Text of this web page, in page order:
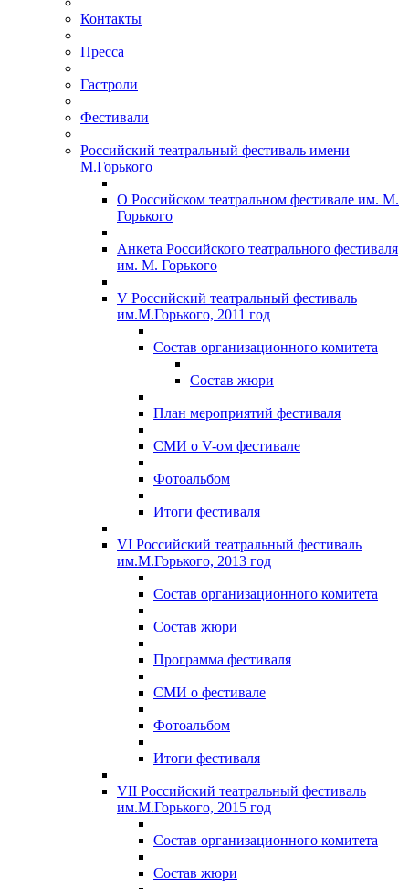
Контакты
Пресса
Гастроли
Фестивали
Российский театральный фестиваль имени
М.Горького
О Российском театральном фестивале им. М.
Горького
Анкета Российского театрального фестиваля
им. М. Горького
V Российский театральный фестиваль
им.М.Горького, 2011 год
Состав организационного комитета
Состав жюри
План мероприятий фестиваля
СМИ о V-ом фестивале
Фотоальбом
Итоги фестиваля
VI Российский театральный фестиваль
им.М.Горького, 2013 год
Состав организационного комитета
Состав жюри
Программа фестиваля
СМИ о фестивале
Фотоальбом
Итоги фестиваля
VII Российский театральный фестиваль
им.М.Горького, 2015 год
Состав организационного комитета
Состав жюри